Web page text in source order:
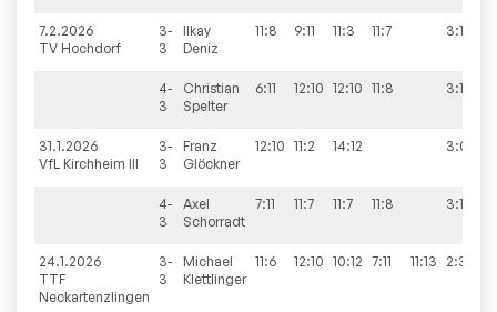
7.2.2026
TV Hochdorf
3-
3
Ilkay
Deniz
11:8 9:11 11:3 11:7 3:1
4-
3
Christian
Spelter
6:11 12:10 12:10 11:8 3:1
31.1.2026
VfL Kirchheim III
3-
3
Franz
Glöckner
12:10 11:2 14:12 3:0
4-
3
Axel
Schorradt
7:11 11:7 11:7 11:8 3:1
24.1.2026
TTF
Neckartenzlingen
3-
3
Michael
Klettlinger
11:6 12:10 10:12 7:11 11:13 2:3